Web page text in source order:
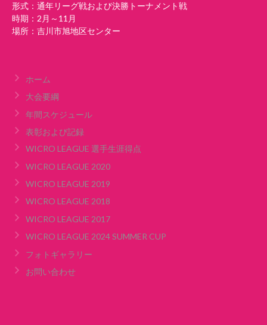
形式：通年リーグ戦および決勝トーナメント戦
時期：2月～11月
場所：吉川市旭地区センター
ホーム
大会要綱
年間スケジュール
表彰および記録
WICRO LEAGUE 選手生涯得点
WICRO LEAGUE 2020
WICRO LEAGUE 2019
WICRO LEAGUE 2018
WICRO LEAGUE 2017
WICRO LEAGUE 2024 SUMMER CUP
フォトギャラリー
お問い合わせ